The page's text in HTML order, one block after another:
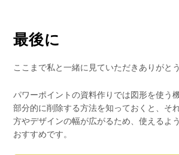
最後に
ここまで私と一緒に見ていただきありがと
パワーポイントの資料作りでは図形を使う
部分的に削除する方法を知っておくと、そ
方やデザインの幅が広がるため、使えるよ
おすすめです。